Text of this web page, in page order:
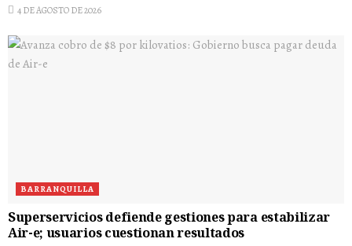
4 DE AGOSTO DE 2026
BARRANQUILLA
Superservicios defiende gestiones para estabilizar
Air-e; usuarios cuestionan resultados